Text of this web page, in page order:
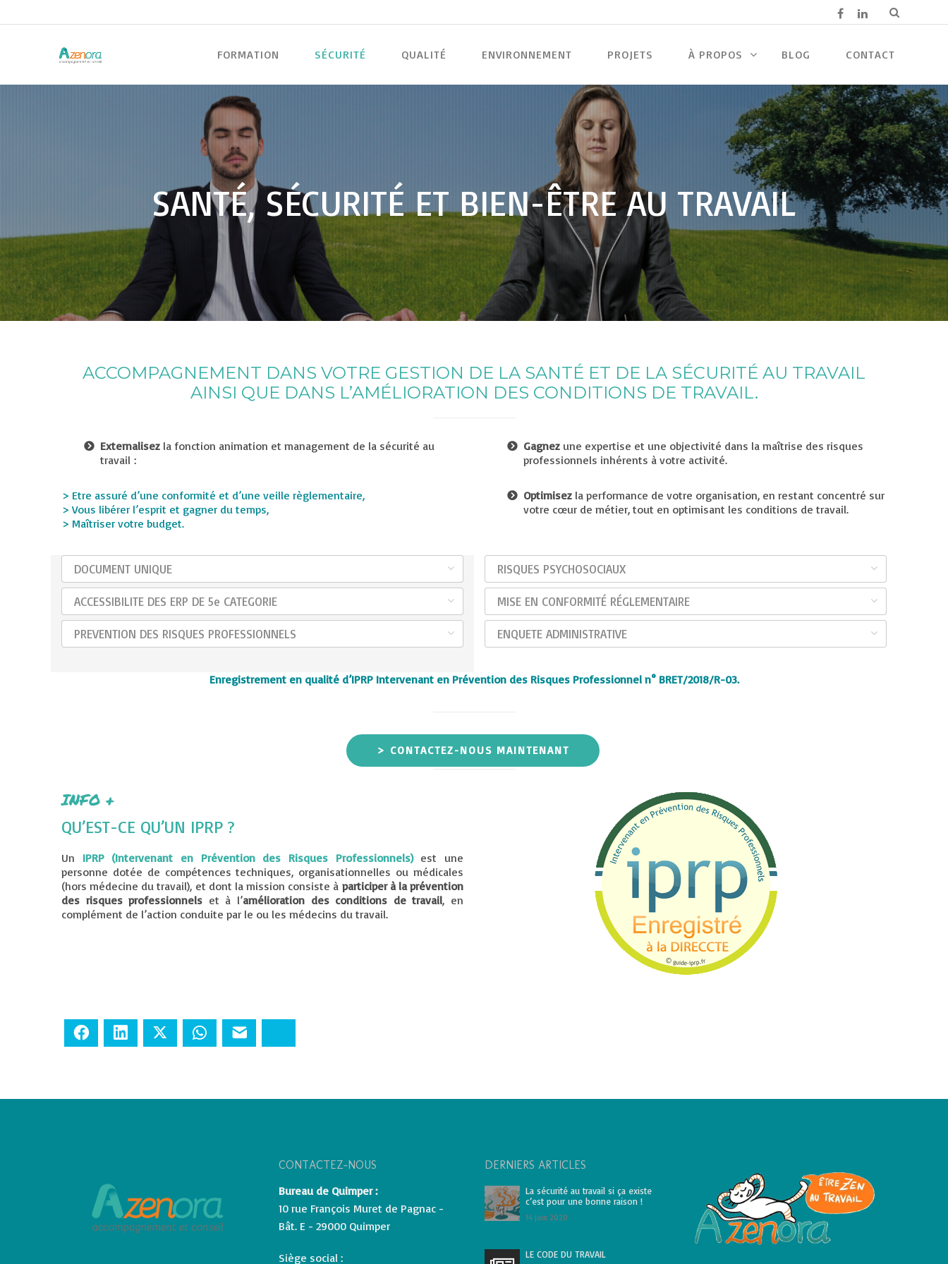
FORMATION SÉCURITÉ QUALITÉ ENVIRONNEMENT PROJETS À PROPOS BLOG CONTACT
SANTÉ, SÉCURITÉ ET BIEN-ÊTRE AU TRAVAIL
ACCOMPAGNEMENT DANS VOTRE GESTION DE LA SANTÉ ET DE LA SÉCURITÉ AU TRAVAIL
AINSI QUE DANS L’AMÉLIORATION DES CONDITIONS DE TRAVAIL.
Externalisez la fonction animation et management de la sécurité au
travail :
> Etre assuré d’une conformité et d’une veille règlementaire,
> Vous libérer l’esprit et gagner du temps,
> Maîtriser votre budget.
Gagnez une expertise et une objectivité dans la maîtrise des risques
professionnels inhérents à votre activité.
Optimisez la performance de votre organisation, en restant concentré sur
votre cœur de métier, tout en optimisant les conditions de travail.
DOCUMENT UNIQUE
ACCESSIBILITE DES ERP DE 5e CATEGORIE
PREVENTION DES RISQUES PROFESSIONNELS
RISQUES PSYCHOSOCIAUX
MISE EN CONFORMITÉ RÉGLEMENTAIRE
ENQUETE ADMINISTRATIVE
Enregistrement en qualité d’IPRP Intervenant en Prévention des Risques Professionnel n° BRET/2018/R-03.
> CONTACTEZ-NOUS MAINTENANT
INFO +
QU’EST-CE QU’UN IPRP ?
Un IPRP (Intervenant en Prévention des Risques Professionnels) est une
personne dotée de compétences techniques, organisationnelles ou médicales
(hors médecine du travail), et dont la mission consiste à participer à la prévention
des risques professionnels et à l’amélioration des conditions de travail, en
complément de l’action conduite par le ou les médecins du travail.
Facebook LinkedIn Twitter WhatsApp
CONTACTEZ-NOUS
Bureau de Quimper :
10 rue François Muret de Pagnac -
Bât. E - 29000 Quimper
Siège social :
DERNIERS ARTICLES
La sécurité au travail si ça existe
c’est pour une bonne raison !
14 juin 2020
LE CODE DU TRAVAIL